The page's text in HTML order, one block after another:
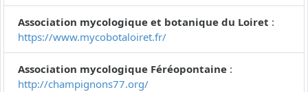
Association mycologique et botanique du Loiret :
https://www.mycobotaloiret.fr/
Association mycologique Féréopontaine :
http://champignons77.org/